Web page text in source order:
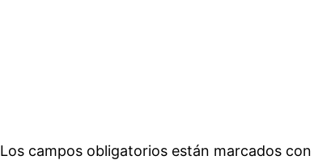
Los campos obligatorios están marcados